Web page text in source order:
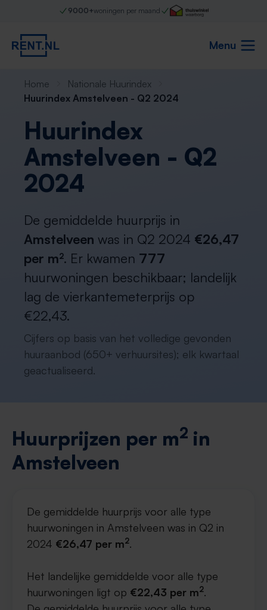
9000+woningen per maand
Menu
Home
Nationale Huurindex
Huurindex Amstelveen - Q2 2024
Huurindex
Amstelveen - Q2
2024
De gemiddelde huurprijs in
Amstelveen was in Q2 2024 €26,47
per m². Er kwamen 777
huurwoningen beschikbaar; landelijk
lag de vierkantemeterprijs op
€22,43.
Cijfers op basis van het volledige gevonden
huuraanbod (650+ verhuursites); elk kwartaal
geactualiseerd.
Huurprijzen per m2 in
Amstelveen
De gemiddelde huurprijs voor alle type
huurwoningen in Amstelveen was in Q2 in
2024 €26,47 per m2.
Het landelijke gemiddelde voor alle type
huurwoningen ligt op €22,43 per m2.